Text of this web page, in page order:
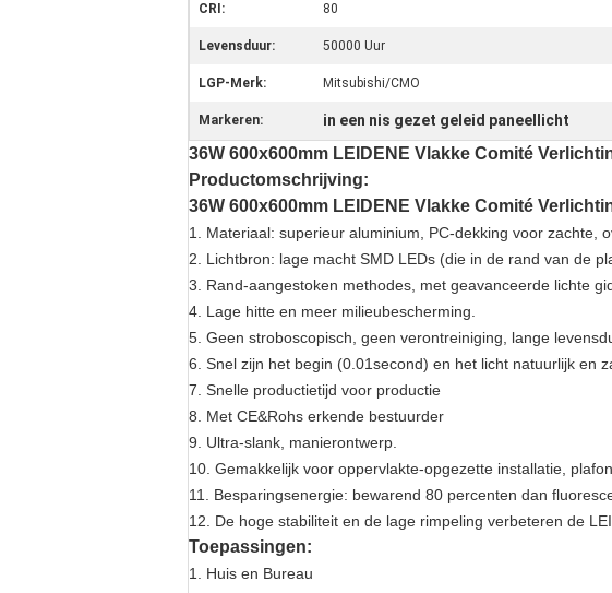
CRI: 80
Levensduur: 50000 Uur
LGP-Merk: Mitsubishi/CMO
Markeren: in een nis gezet geleid paneellicht
36W 600x600mm LEIDENE Vlakke Comité
Productomschrijving:
36W 600x600mm LEIDENE Vlakke Comité
1. Materiaal: superieur aluminium, PC-dekking voor zachte,
2. Lichtbron: lage macht SMD LEDs (die in de rand van de
3. Rand-aangestoken methodes, met geavanceerde lichte
4. Lage hitte en meer milieubescherming.
5. Geen stroboscopisch, geen verontreiniging, lange
6. Snel zijn het begin (0.01second) en het licht natuurlijk en
7. Snelle productietijd voor productie
8. Met CE&Rohs erkende bestuurder
9. Ultra-slank, manierontwerp.
10. Gemakkelijk voor oppervlakte-opgezette installatie,
11. Besparingsenergie: bewarend 80 percenten dan
12. De hoge stabiliteit en de lage rimpeling verbeteren de
Toepassingen:
1. Huis en Bureau